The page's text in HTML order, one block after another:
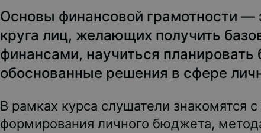
Основы финансовой грамотности —
круга лиц, желающих получить
финансами, научиться
обоснованные решения в сфере
В рамках курса слушатели знакомятся
формирования личного бюджета,